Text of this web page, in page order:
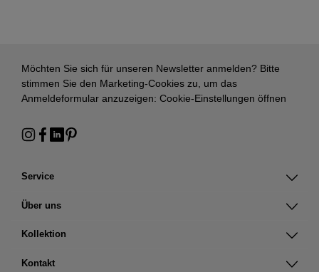
Service
Über uns
Kollektion
Kontakt
Möchten Sie sich für unseren Newsletter anmelden? Bitte
stimmen Sie den Marketing-Cookies zu, um das
Anmeldeformular anzuzeigen: Cookie-Einstellungen öffnen